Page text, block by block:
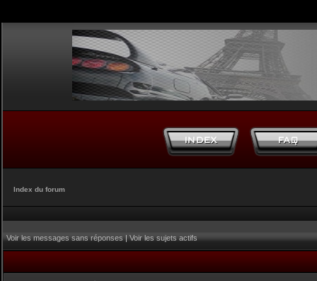
Index du forum
Voir les messages sans réponses|Voir les sujets actifs